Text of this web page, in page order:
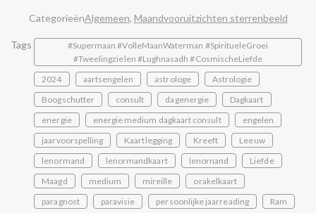
CategorieënAlgemeen, Maandvooruitzichten sterrenbeeld
Tags
#Supermaan #VolleMaanWaterman #SpiritueleGroei
#Tweelingzielen #Lughnasadh #CosmischeLiefde
2024
aartsengelen astrologe
Astrologie
Boogschutter
consult dagenergie
Dagkaart
energie
energie medium dagkaart consult
engelen
jaarvoorspelling
Kaartlegging Kreeft
Leeuw
lenormand
lenormandkaart lenornand
Liefde
Maagd
medium mireille
orakelkaart
paragnost
paravisie persoonlijke jaarreading Ram